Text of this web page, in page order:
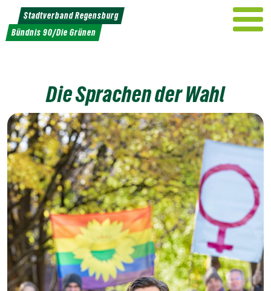
Weiter
zum
Inhalt
Stadtverband Regensburg
Bündnis 90/Die Grünen
Die Sprachen der Wahl